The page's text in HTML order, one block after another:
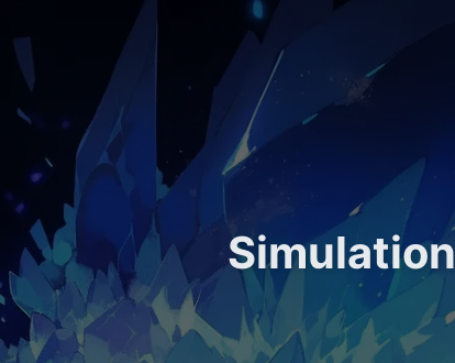
Simulation